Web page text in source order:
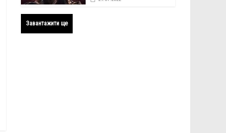
Завантажити ще